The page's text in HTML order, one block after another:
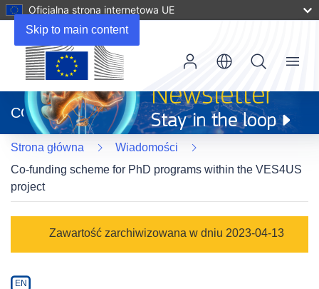
Skip to main content
Oficjalna strona internetowa UE
otworzy
się
w
nowym
oknie)
CORDIS
Menu
Strona główna
Wiadomości
Co-funding scheme for PhD programs within the VES4US
project
Category
Zawartość zarchiwizowana w dniu 2023-04-13
Article
EN